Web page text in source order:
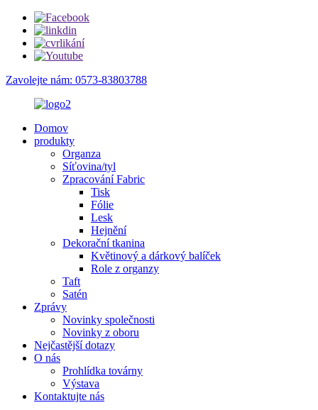
Zavolejte nám: 0573-83803788
Domov
produkty
Organza
Síťovina/tyl
Zpracování Fabric
Tisk
Fólie
Lesk
Hejnění
Dekorační tkanina
Květinový a dárkový balíček
Role z organzy
Taft
Satén
Zprávy
Novinky společnosti
Novinky z oboru
Nejčastější dotazy
O nás
Prohlídka továrny
Výstava
Kontaktujte nás